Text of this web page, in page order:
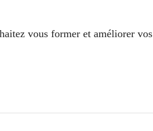
vous former et améliorer vos